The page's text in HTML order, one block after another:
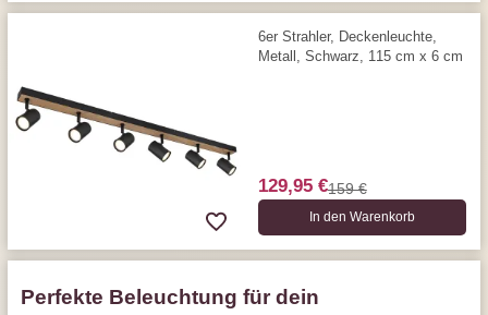
6er Strahler, Deckenleuchte,
Metall, Schwarz, 115 cm x 6 cm
129,95 €159 €
In den Warenkorb
Perfekte Beleuchtung für dein